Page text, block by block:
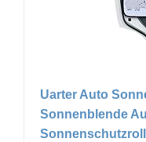
Uarter Auto
Sonnenblende